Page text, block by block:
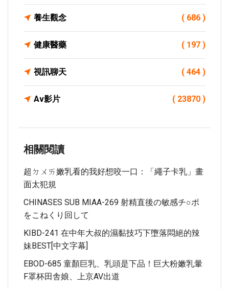
養生觀念 ( 686 )
健康醫藥 ( 197 )
視訊聊天 ( 464 )
Av影片 ( 23870 )
相關閱讀
超ㄉㄨㄞ嫩乳看的我好想咬一口：「繩子卡乳」畫
面太犯規
CHINASES SUB MIAA-269 射精直後の敏感チ○ポ
をこねくり回して
KIBD-241 在中年大叔的濕黏技巧下墮落悶絕的辣
妹BEST[中文字幕]
EBOD-685 童顏巨乳、乳頭是下品！巨大粉嫩乳暈
F罩杯田舎娘、上京AV出道